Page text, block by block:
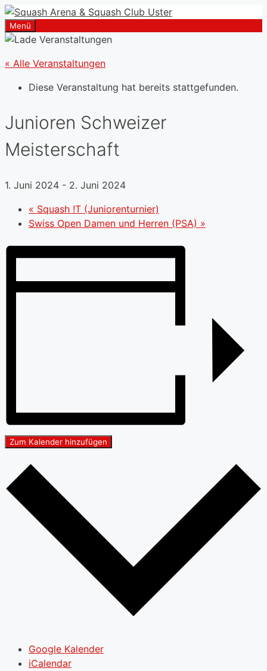
Zum
Inhalt
springen
Menü
« Alle Veranstaltungen
Diese Veranstaltung hat bereits stattgefunden.
Junioren Schweizer
Meisterschaft
1. Juni 2024 - 2. Juni 2024
« Squash !T (Juniorenturnier)
Swiss Open Damen und Herren (PSA) »
Zum Kalender hinzufügen
Google Kalender
iCalendar